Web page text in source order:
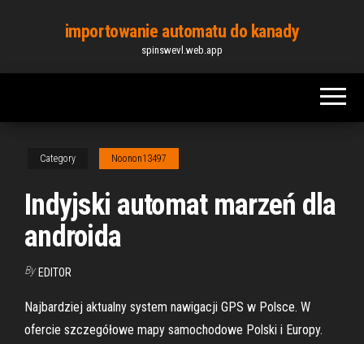
content
importowanie automatu do kanady
spinswevl.web.app
Category Noonon13497
Indyjski automat marzeń dla
androida
By EDITOR
Najbardziej aktualny system nawigacji GPS w Polsce. W
ofercie szczegółowe mapy samochodowe Polski i Europy.